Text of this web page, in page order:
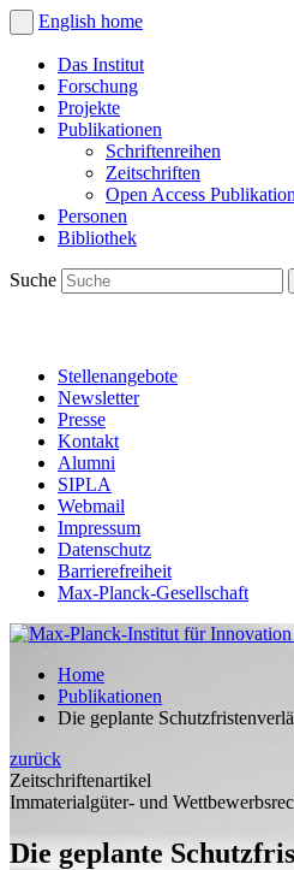
English home
Das Institut
Forschung
Projekte
Publikationen
Schriftenreihen
Zeitschriften
Open Access
Personen
Bibliothek
Suche
Stellenangebote
Newsletter
Presse
Kontakt
Alumni
SIPLA
Webmail
Impressum
Datenschutz
Barrierefreiheit
Max-Planck-Gesellschaft
Home
Publikationen
Die geplante
zurück
Zeitschriftenartikel
Immaterialgüter- und
Die geplante